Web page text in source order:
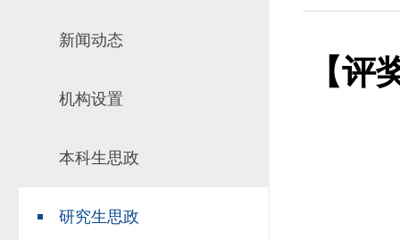
科研训练
对外交流
新闻动态
机构设置
本科生思政
研究生思政
【评